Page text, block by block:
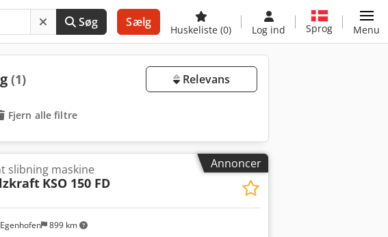
Søg Sælg
Huskeliste (0) Log ind Sprog Menu
(1) Relevans
Fjern alle filtre
Annoncer
899 km
slibning maskine
KSO 150 FD